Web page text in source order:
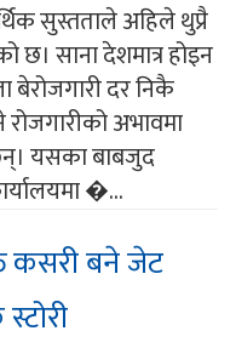
सुस्तताले अहिले थुप्रै
छ। साना देशमात्र होइन
बेरोजगारी दर निकै
अभावमा
यसका बाबजुद
�...
कसरी बने जेट